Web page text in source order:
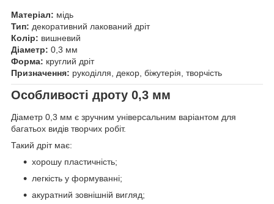
Матеріал: мідь
Тип: декоративний лакований дріт
Колір: вишневий
Діаметр: 0,3 мм
Форма: круглий дріт
Призначення: рукоділля, декор, біжутерія, творчість
Особливості дроту 0,3 мм
Діаметр 0,3 мм є зручним універсальним варіантом для
багатьох видів творчих робіт.
Такий дріт має:
хорошу пластичність;
легкість у формуванні;
акуратний зовнішній вигляд;